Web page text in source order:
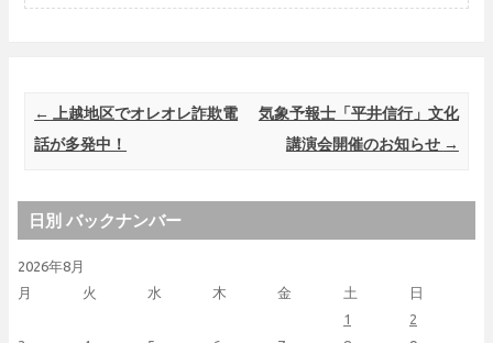
Post navigation
←
上越地区でオレオレ詐欺電
話が多発中！
気象予報士「平井信行」文化
講演会開催のお知らせ →
日別 バックナンバー
2026年8月
月
火 水 木 金 土 日
1
2